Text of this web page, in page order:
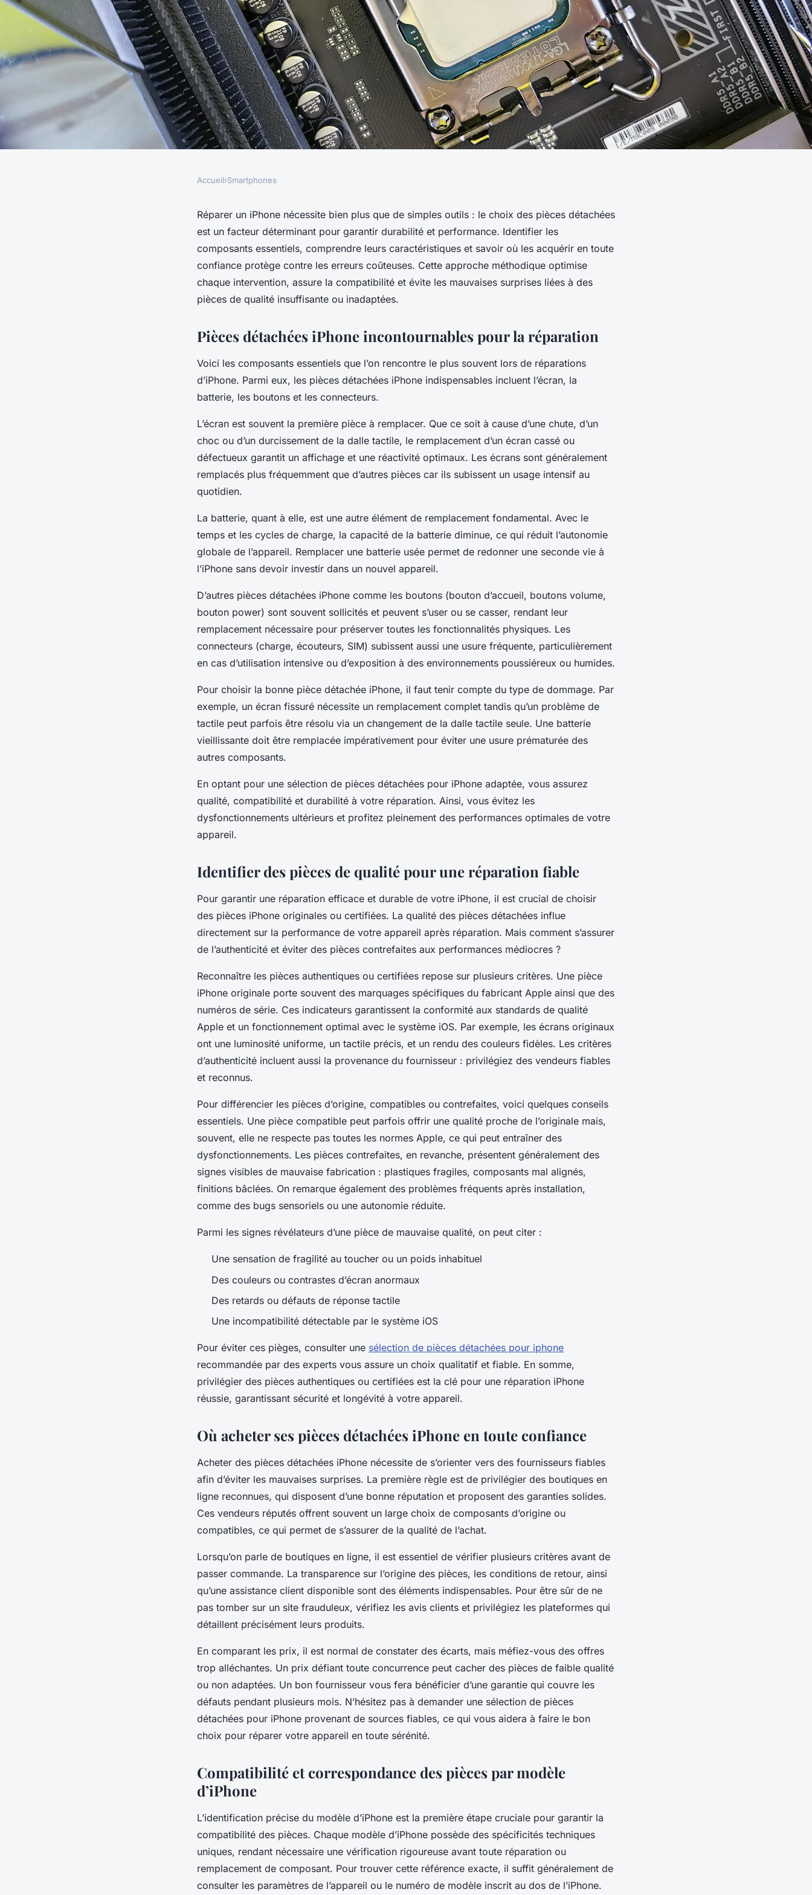
Réparation iphone : guide d'achat des
pièces détachées essentielles
Accueil›Smartphones
Réparer un iPhone nécessite bien plus que de simples outils : le choix des pièces détachées
est un facteur déterminant pour garantir durabilité et performance. Identifier les
composants essentiels, comprendre leurs caractéristiques et savoir où les acquérir en toute
confiance protège contre les erreurs coûteuses. Cette approche méthodique optimise
chaque intervention, assure la compatibilité et évite les mauvaises surprises liées à des
pièces de qualité insuffisante ou inadaptées.
Pièces détachées iPhone incontournables pour la réparation
Voici les composants essentiels que l’on rencontre le plus souvent lors de réparations
d’iPhone. Parmi eux, les pièces détachées iPhone indispensables incluent l’écran, la
batterie, les boutons et les connecteurs.
L’écran est souvent la première pièce à remplacer. Que ce soit à cause d’une chute, d’un
choc ou d’un durcissement de la dalle tactile, le remplacement d’un écran cassé ou
défectueux garantit un affichage et une réactivité optimaux. Les écrans sont généralement
remplacés plus fréquemment que d’autres pièces car ils subissent un usage intensif au
quotidien.
La batterie, quant à elle, est une autre élément de remplacement fondamental. Avec le
temps et les cycles de charge, la capacité de la batterie diminue, ce qui réduit l’autonomie
globale de l’appareil. Remplacer une batterie usée permet de redonner une seconde vie à
l’iPhone sans devoir investir dans un nouvel appareil.
D’autres pièces détachées iPhone comme les boutons (bouton d’accueil, boutons volume,
bouton power) sont souvent sollicités et peuvent s’user ou se casser, rendant leur
remplacement nécessaire pour préserver toutes les fonctionnalités physiques. Les
connecteurs (charge, écouteurs, SIM) subissent aussi une usure fréquente, particulièrement
en cas d’utilisation intensive ou d’exposition à des environnements poussiéreux ou humides.
Pour choisir la bonne pièce détachée iPhone, il faut tenir compte du type de dommage. Par
exemple, un écran fissuré nécessite un remplacement complet tandis qu’un problème de
tactile peut parfois être résolu via un changement de la dalle tactile seule. Une batterie
vieillissante doit être remplacée impérativement pour éviter une usure prématurée des
autres composants.
En optant pour une sélection de pièces détachées pour iPhone adaptée, vous assurez
qualité, compatibilité et durabilité à votre réparation. Ainsi, vous évitez les
dysfonctionnements ultérieurs et profitez pleinement des performances optimales de votre
appareil.
Identifier des pièces de qualité pour une réparation fiable
Pour garantir une réparation efficace et durable de votre iPhone, il est crucial de choisir
des pièces iPhone originales ou certifiées. La qualité des pièces détachées influe
directement sur la performance de votre appareil après réparation. Mais comment s’assurer
de l’authenticité et éviter des pièces contrefaites aux performances médiocres ?
Reconnaître les pièces authentiques ou certifiées repose sur plusieurs critères. Une pièce
iPhone originale porte souvent des marquages spécifiques du fabricant Apple ainsi que des
numéros de série. Ces indicateurs garantissent la conformité aux standards de qualité
Apple et un fonctionnement optimal avec le système iOS. Par exemple, les écrans originaux
ont une luminosité uniforme, un tactile précis, et un rendu des couleurs fidèles. Les critères
d’authenticité incluent aussi la provenance du fournisseur : privilégiez des vendeurs fiables
et reconnus.
Pour différencier les pièces d’origine, compatibles ou contrefaites, voici quelques conseils
essentiels. Une pièce compatible peut parfois offrir une qualité proche de l’originale mais,
souvent, elle ne respecte pas toutes les normes Apple, ce qui peut entraîner des
dysfonctionnements. Les pièces contrefaites, en revanche, présentent généralement des
signes visibles de mauvaise fabrication : plastiques fragiles, composants mal alignés,
finitions bâclées. On remarque également des problèmes fréquents après installation,
comme des bugs sensoriels ou une autonomie réduite.
Parmi les signes révélateurs d’une pièce de mauvaise qualité, on peut citer :
Une sensation de fragilité au toucher ou un poids inhabituel
Des couleurs ou contrastes d’écran anormaux
Des retards ou défauts de réponse tactile
Une incompatibilité détectable par le système iOS
Pour éviter ces pièges, consulter une sélection de pièces détachées pour iphone
recommandée par des experts vous assure un choix qualitatif et fiable. En somme,
privilégier des pièces authentiques ou certifiées est la clé pour une réparation iPhone
réussie, garantissant sécurité et longévité à votre appareil.
Où acheter ses pièces détachées iPhone en toute confiance
Acheter des pièces détachées iPhone nécessite de s’orienter vers des fournisseurs fiables
afin d’éviter les mauvaises surprises. La première règle est de privilégier des boutiques en
ligne reconnues, qui disposent d’une bonne réputation et proposent des garanties solides.
Ces vendeurs réputés offrent souvent un large choix de composants d’origine ou
compatibles, ce qui permet de s’assurer de la qualité de l’achat.
Lorsqu’on parle de boutiques en ligne, il est essentiel de vérifier plusieurs critères avant de
passer commande. La transparence sur l’origine des pièces, les conditions de retour, ainsi
qu’une assistance client disponible sont des éléments indispensables. Pour être sûr de ne
pas tomber sur un site frauduleux, vérifiez les avis clients et privilégiez les plateformes qui
détaillent précisément leurs produits.
En comparant les prix, il est normal de constater des écarts, mais méfiez-vous des offres
trop alléchantes. Un prix défiant toute concurrence peut cacher des pièces de faible qualité
ou non adaptées. Un bon fournisseur vous fera bénéficier d’une garantie qui couvre les
défauts pendant plusieurs mois. N’hésitez pas à demander une sélection de pièces
détachées pour iPhone provenant de sources fiables, ce qui vous aidera à faire le bon
choix pour réparer votre appareil en toute sérénité.
Compatibilité et correspondance des pièces par modèle
d’iPhone
L’identification précise du modèle d’iPhone est la première étape cruciale pour garantir la
compatibilité des pièces. Chaque modèle d’iPhone possède des spécificités techniques
uniques, rendant nécessaire une vérification rigoureuse avant toute réparation ou
remplacement de composant. Pour trouver cette référence exacte, il suffit généralement de
consulter les paramètres de l’appareil ou le numéro de modèle inscrit au dos de l’iPhone.